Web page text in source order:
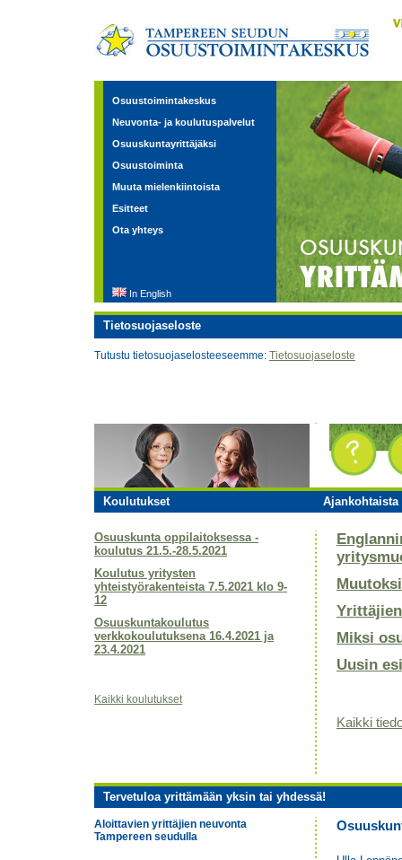
Osuustoimintakeskus
Neuvonta- ja koulutuspalvelut
Osuuskuntayrittäjäksi
Osuustoiminta
Muuta mielenkiintoista
Esitteet
Ota yhteys
In English
Tietosuojaseloste
Tutustu tietosuojaselosteeseemme: Tietosuojaseloste
Koulutukset Ajankohtaista
Osuuskunta oppilaitoksessa -
koulutus 21.5.-28.5.2021
Koulutus yritysten
yhteistyörakenteista 7.5.2021 klo 9-
12
Osuuskuntakoulutus
verkkokoulutuksena 16.4.2021 ja
23.4.2021
Kaikki koulutukset
Miksi
Uusin
Kaikki
Tervetuloa yrittämään yksin tai yhdessä!
Aloittavien yrittäjien neuvonta
Tampereen seudulla